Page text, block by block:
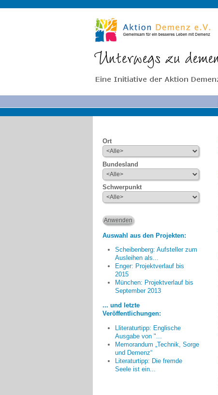
Ort
Bundesland
Schwerpunkt
Auswahl aus den Projekten:
Scheibenberg: Aufsteller zum
Ausleihen als...
Enger: Projektverlauf bis
2015
München: Projektverlauf bis
September 2013
... und letzte
Veröffentlichungen:
Lliteraturtipp: Englische
Ausgabe von "...
Memorandum „Technik, Sorge
und Demenz“
Literaturtipp: Die fremde
Seele ist ein...
Menschen [mit Demenz], die
vorher unruhig umherliefen, malten
zusammen mit ihren Angehörigen
und wurden ganz ruhig. Viele
die Fähigkeiten...
Gerd Lübbert, Münster